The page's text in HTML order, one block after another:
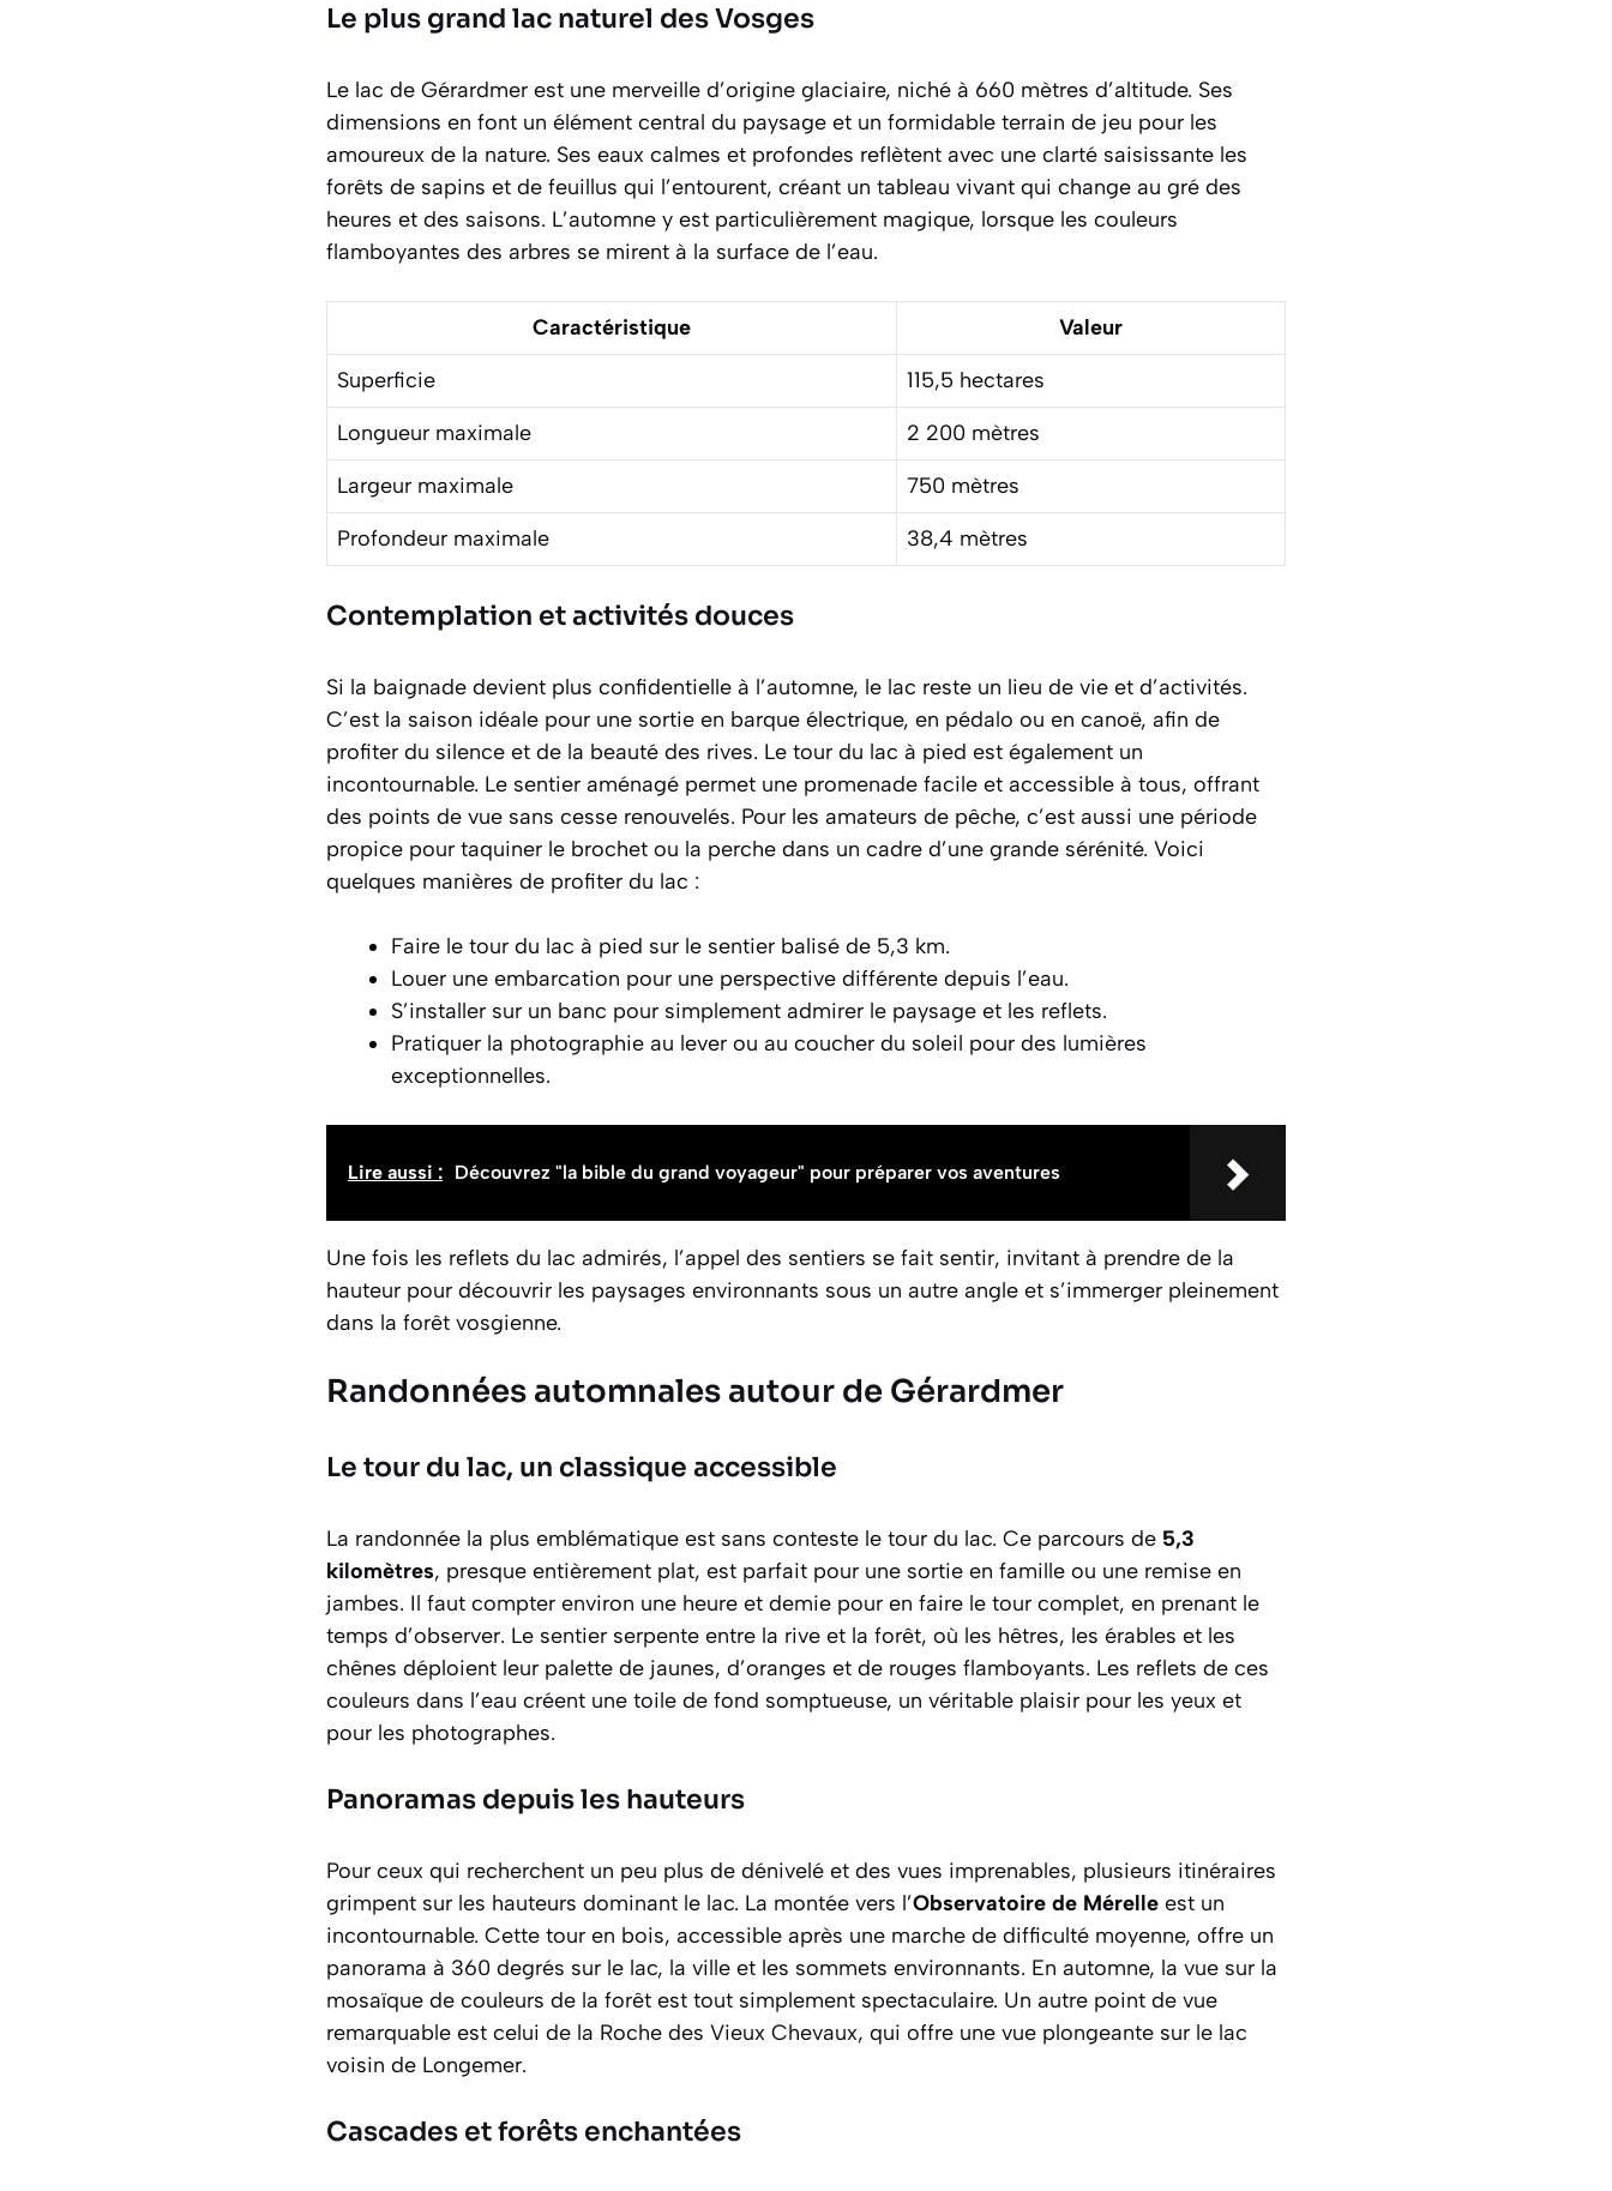
Le plus grand lac naturel des Vosges
Le lac de Gérardmer est une merveille d’origine glaciaire, niché à 660 mètres d’altitude. Ses
dimensions en font un élément central du paysage et un formidable terrain de jeu pour les
amoureux de la nature. Ses eaux calmes et profondes reflètent avec une clarté saisissante les
forêts de sapins et de feuillus qui l’entourent, créant un tableau vivant qui change au gré des
heures et des saisons. L’automne y est particulièrement magique, lorsque les couleurs
flamboyantes des arbres se mirent à la surface de l’eau.
Caractéristique
Valeur
Superficie
115,5 hectares
Longueur maximale
2 200 mètres
Largeur maximale
750 mètres
Profondeur maximale
38,4 mètres
Contemplation et activités douces
Si la baignade devient plus confidentielle à l’automne, le lac reste un lieu de vie et d’activités.
C’est la saison idéale pour une sortie en barque électrique, en pédalo ou en canoë, afin de
profiter du silence et de la beauté des rives. Le tour du lac à pied est également un
incontournable. Le sentier aménagé permet une promenade facile et accessible à tous, offrant
des points de vue sans cesse renouvelés. Pour les amateurs de pêche, c’est aussi une période
propice pour taquiner le brochet ou la perche dans un cadre d’une grande sérénité. Voici
quelques manières de profiter du lac :
Faire le tour du lac à pied sur le sentier balisé de 5,3 km.
Louer une embarcation pour une perspective différente depuis l’eau.
S’installer sur un banc pour simplement admirer le paysage et les reflets.
Pratiquer la photographie au lever ou au coucher du soleil pour des lumières
exceptionnelles.
Lire aussi : Découvrez "la bible du grand voyageur" pour préparer vos aventures
Une fois les reflets du lac admirés, l’appel des sentiers se fait sentir, invitant à prendre de la
hauteur pour découvrir les paysages environnants sous un autre angle et s’immerger pleinement
dans la forêt vosgienne.
Randonnées automnales autour de Gérardmer
Le tour du lac, un classique accessible
La randonnée la plus emblématique est sans conteste le tour du lac. Ce parcours de 5,3
kilomètres, presque entièrement plat, est parfait pour une sortie en famille ou une remise en
jambes. Il faut compter environ une heure et demie pour en faire le tour complet, en prenant le
temps d’observer. Le sentier serpente entre la rive et la forêt, où les hêtres, les érables et les
chênes déploient leur palette de jaunes, d’oranges et de rouges flamboyants. Les reflets de ces
couleurs dans l’eau créent une toile de fond somptueuse, un véritable plaisir pour les yeux et
pour les photographes.
Panoramas depuis les hauteurs
Pour ceux qui recherchent un peu plus de dénivelé et des vues imprenables, plusieurs itinéraires
grimpent sur les hauteurs dominant le lac. La montée vers l’Observatoire de Mérelle est un
incontournable. Cette tour en bois, accessible après une marche de difficulté moyenne, offre un
panorama à 360 degrés sur le lac, la ville et les sommets environnants. En automne, la vue sur la
mosaïque de couleurs de la forêt est tout simplement spectaculaire. Un autre point de vue
remarquable est celui de la Roche des Vieux Chevaux, qui offre une vue plongeante sur le lac
voisin de Longemer.
Cascades et forêts enchantées